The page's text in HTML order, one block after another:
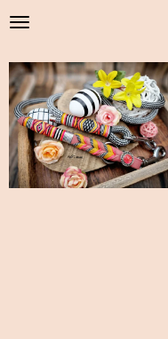
Zum
Hauptinhalt